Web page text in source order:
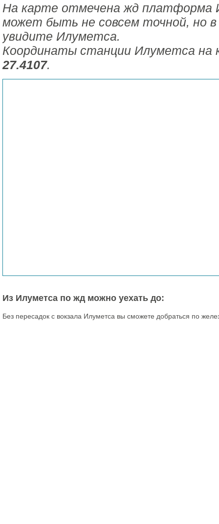
На карте отмечена жд платформа
может быть не совсем точной, но
увидите Илуметса.
Координаты станции Илуметса на
27.4107.
Из Илуметса по жд можно уехать до:
Без пересадок с вокзала Илуметса вы сможете добраться по